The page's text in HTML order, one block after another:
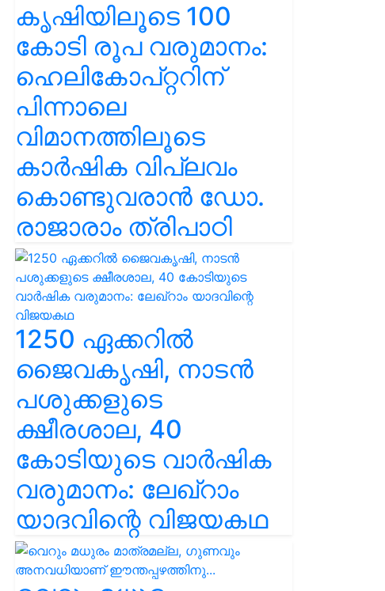
കൃഷിയിലൂടെ 100
കോടി രൂപ വരുമാനം:
ഹെലികോപ്റ്ററിന്
പിന്നാലെ
വിമാനത്തിലൂടെ
കാർഷിക വിപ്ലവം
കൊണ്ടുവരാൻ ഡോ.
രാജാരാം ത്രിപാഠി
1250 ഏക്കറിൽ
ജൈവകൃഷി, നാടൻ
പശുക്കളുടെ
ക്ഷീരശാല, 40
കോടിയുടെ വാർഷിക
വരുമാനം: ലേഖ്‌റാം
യാദവിന്റെ വിജയകഥ